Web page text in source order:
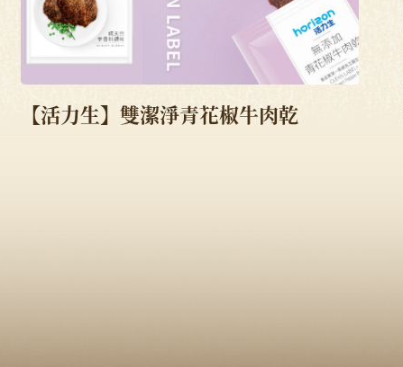
【活力生】雙潔淨青花椒牛肉乾